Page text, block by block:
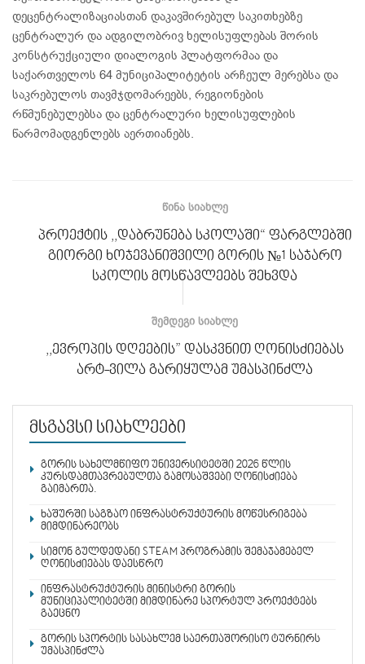
დეცენტრალიზაციასთან დაკავშირებულ საკითხებზე
ცენტრალურ და ადგილობრივ ხელისუფლებას შორის
კონსტრუქციული დიალოგის პლატფორმაა და
საქართველოს 64 მუნიციპალიტეტის არჩეულ მერებსა და
საკრებულოს თავმჯდომარეებს, რეგიონების
რწმუნებულებსა და ცენტრალური ხელისუფლების
წარმომადგენლებს აერთიანებს.
ᲬᲘᲜᲐ ᲡᲘᲐᲮᲚᲔ
პროექტის ,,დაბრუნება სკოლაში“ ფარგლებში
გიორგი ხოჯევანიშვილი გორის №1 საჯარო
სკოლის მოსწავლეებს შეხვდა
ᲨᲔᲛᲓᲔᲒᲘ ᲡᲘᲐᲮᲚᲔ
,,ევროპის დღეების” დასკვნით ღონისძიებას
არტ-ვილა გარიყულამ უმასპინძლა
მსგავსი სიახლეები
გორის სახელმწიფო უნივერსიტეტში 2026 წლის
კურსდამთავრებულთა გამოსაშვები ღონისძიება
გაიმართა.
ხაშურში საგზაო ინფრასტრუქტურის მოწესრიგება
მიმდინარეობს
სიმონ გულდედანი STEAM პროგრამის შემაჯამებელ
ღონისძიებას დაესწრო
ინფრასტრუქტურის მინისტრი გორის
მუნიციპალიტეტში მიმდინარე სპორტულ პროექტებს
გაეცნო
გორის სპორტის სასახლემ საერთაშორისო ტურნირს
უმასპინძლა